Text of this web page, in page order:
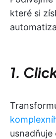
které si
1.